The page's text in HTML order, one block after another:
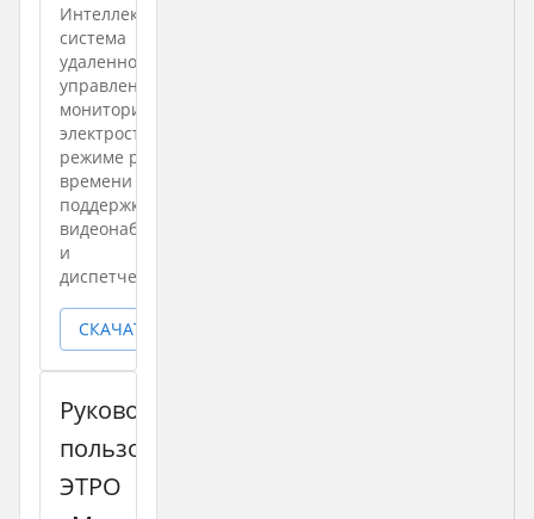
Интеллектуальная
система
удаленного
управления и
мониторинга
электростанций в
режиме реального
времени с
поддержкой
видеонаблюдения
и
диспетчеризации
СКАЧАТЬ
Руководство
пользователя
ЭТРО